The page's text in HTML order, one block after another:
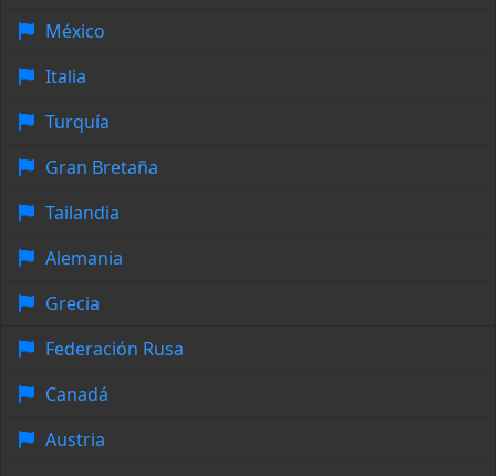
México
Italia
Turquía
Gran Bretaña
Tailandia
Alemania
Grecia
Federación Rusa
Canadá
Austria